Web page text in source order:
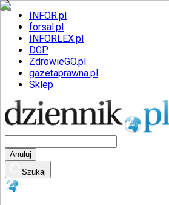
INFOR.pl
forsal.pl
INFORLEX.pl
DGP
ZdrowieGO.pl
gazetaprawna.pl
Sklep
Anuluj
Szukaj